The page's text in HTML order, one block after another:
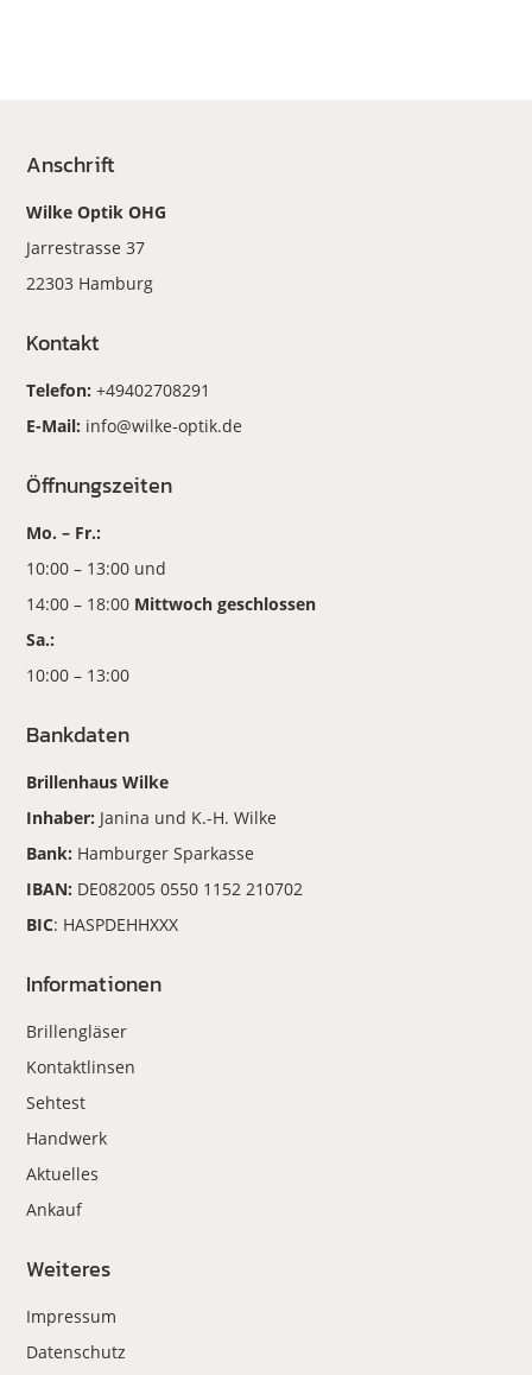
Anschrift
Wilke Optik OHG
Jarrestrasse 37
22303 Hamburg
Kontakt
Telefon:+49402708291
E-Mail: info@wilke-optik.de
Öffnungszeiten
Mo. – Fr.:
10:00 – 13:00 und
14:00 – 18:00 Mittwoch geschlossen
Sa.:
10:00 – 13:00
Bankdaten
Brillenhaus Wilke
Inhaber: Janina und K.-H. Wilke
Bank: Hamburger Sparkasse
IBAN: DE082005 0550 1152 210702
BIC: HASPDEHHXXX
Informationen
Brillengläser
Kontaktlinsen
Sehtest
Handwerk
Aktuelles
Ankauf
Weiteres
Impressum
Datenschutz